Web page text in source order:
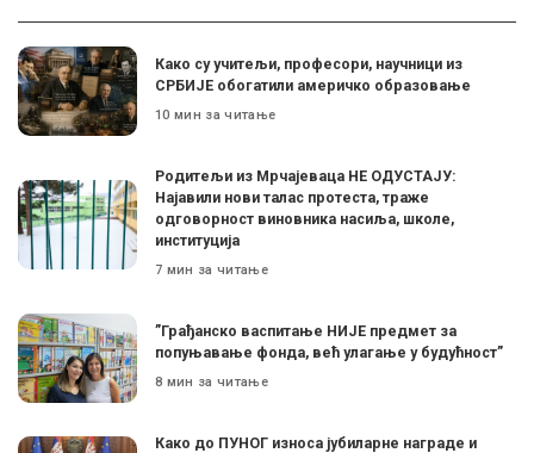
Како су учитељи, професори, научници из
СРБИЈЕ обогатили америчко образовање
10 мин за читање
Родитељи из Мрчајеваца НЕ ОДУСТАЈУ:
Најавили нови талас протеста, траже
одговорност виновника насиља, школе,
институција
7 мин за читање
”Грађанско васпитање НИЈЕ предмет за
попуњавање фонда, већ улагање у будућност”
8 мин за читање
Како до ПУНОГ износа јубиларне награде и